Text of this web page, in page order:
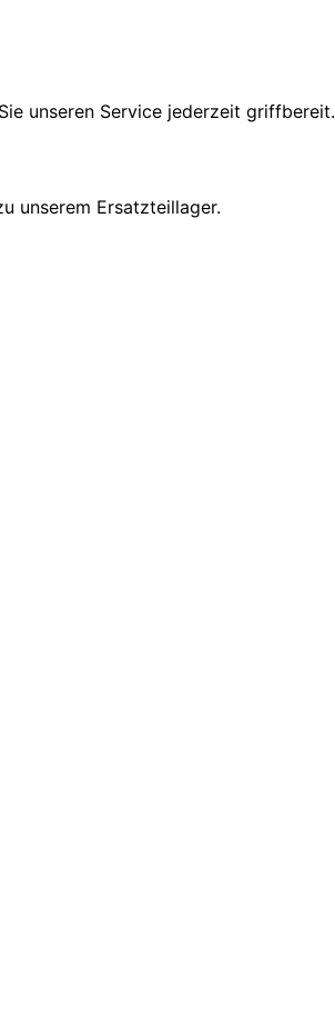
unseren Service jederzeit griffbereit.
unserem Ersatzteillager.